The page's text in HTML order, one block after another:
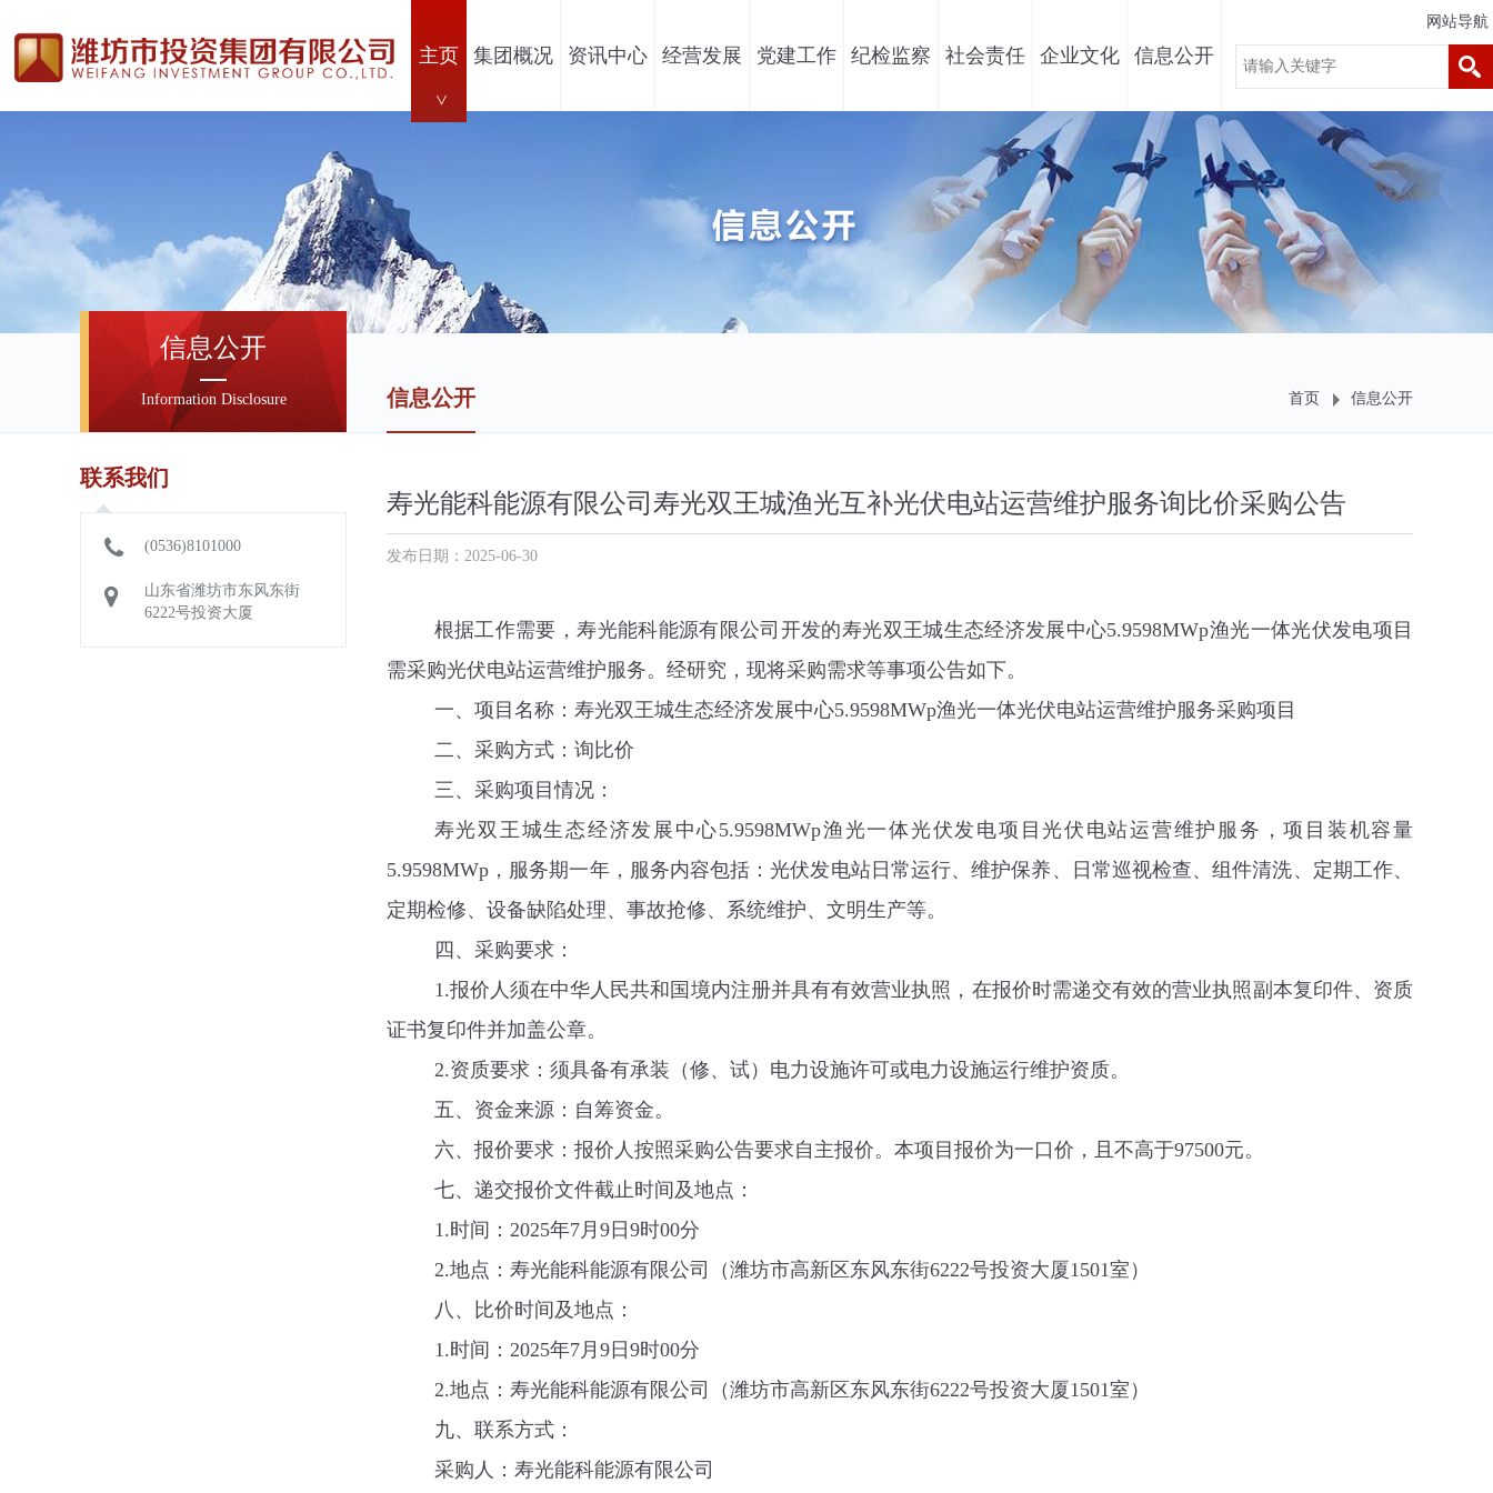
主页 集团概况 资讯中心 经营发展 党建工作 纪检监察 社会责任 企业文化 信息公开
网站导航
信息公开 首页 信息公开
寿光能科能源有限公司寿光双王城渔光互补光伏电站运营维护服务询比价采购公告
发布日期：2025-06-30
根据工作需要，寿光能科能源有限公司 开发的寿光双王城生态经济发展中心5.9598MWp渔光一体光伏发电项目
需采购光伏电站运营维护服务。经研究，现将采购需求等事项公告如下。
一、项目名称： 寿光双王城生态经济发展中心5.9598MWp渔光一体光伏电站运营维护服务采购项目
二、采购方式：询比价
三、采购项目情况：
寿光双王城生态经济发展中心5.9598MWp渔光一体光伏发电项目光伏电站运营维护服务，项目装机容量
5.9598MWp ，服务期一年，服务内容包括：光伏发电站日常运行、维护保养、日常巡视检查、组件清洗、定期工作、
定期检修、设备缺陷处理、事故抢修、系统维护、文明生产等。
四、采购要求：
1.报价人须在中华人民共和国境内注册并具有有效营业执照，在报价时需递交有效的营业执照副本复印件、资质
证书复印件并加盖公章。
2.资质要求：须具备有承装（修、试）电力设施许可或电力设施运行维护资质。
五、资金来源：自筹资金。
六、报价要求： 报价人按照采购公告要求自主报价。本项目报价为一口价，且不高于97500元。
七、递交报价文件截止时间及地点：
1.时间： 2025年7月 9日 9时00分
2.地点：寿光能科能源有限公司（潍坊市高新区东风东街6222号投资大厦1501室）
八、比价时间及地点：
1.时间： 2025年7月 9日 9时00分
2.地点：寿光能科能源有限公司（潍坊市高新区东风东街6222号投资大厦1501室）
九、联系方式：
采购人：寿光能科能源有限公司
信息公开
Information Disclosure
联系我们
(0536)8101000
山东省潍坊市东风东街
6222号投资大厦